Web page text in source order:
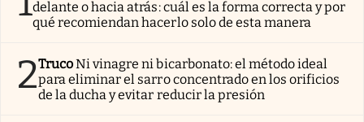
delante o hacia atrás: cuál es la forma correcta y por
qué recomiendan hacerlo solo de esta manera
2TrucoNi vinagre ni bicarbonato: el método ideal
para eliminar el sarro concentrado en los orificios
de la ducha y evitar reducir la presión